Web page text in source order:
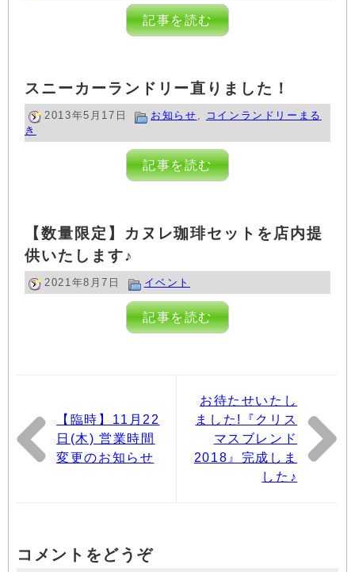
記事を読む
スニーカーランドリー直りました！
2013年5月17日 お知らせ ,
コインランドリーまる
き
記事を読む
【数量限定】カヌレ珈琲セットを店内提
供いたします♪
2021年8月7日 イベント
記事を読む
【臨時】11月22
日(木) 営業時間
変更のお知らせ
お待たせいたし
ました!『クリス
マスブレンド
2018』完成しま
した♪
コメントをどうぞ